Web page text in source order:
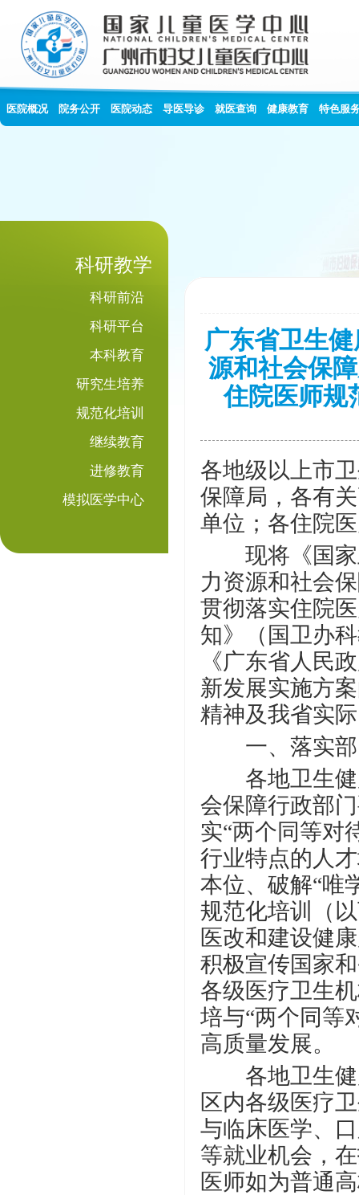
医院概况 院务公开 医院动态 导医导诊 就医查询 健康教育 特色服
科研教学
科研前沿
科研平台
本科教育
研究生培养
规范化培训
继续教育
进修教育
模拟医学中心
广东省卫生
源和社会保
住院医师规
各地级以上市
保障局，各有
单位；各住院
现将《国家
力资源和社会
贯彻落实住院
知》（国卫办
《广东省人民
新发展实施方
精神及我省实
一、落实部
各地卫生健
会保障行政部
实“两个同等对
行业特点的人
本位、破解“唯
规范化培训（
医改和建设健
积极宣传国家
各级医疗卫生
培与“两个同等
高质量发展。
各地卫生健
区内各级医疗
与临床医学、
等就业机会，
医师如为普通